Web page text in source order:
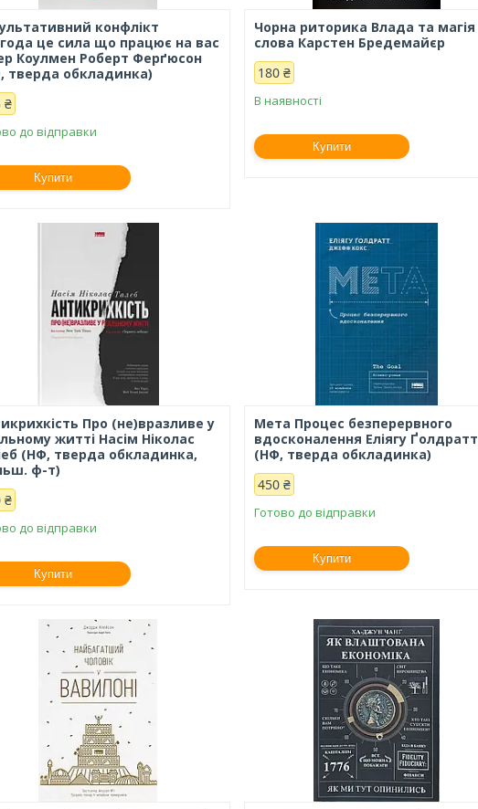
конфлікт
це сила що працює на вас
Коулмен Роберт Ферґюсон
тверда обкладинка)
₴
до відправки
Купити
Чорна риторика Влада та магія
слова Карстен Бредемайєр
180 ₴
В наявності
Купити
Про (не)вразливе у
житті Насім Ніколас
(НФ, тверда обкладинка,
ф-т)
₴
до відправки
Купити
Мета Процес безперервного
вдосконалення Еліягу Ґолдратт
(НФ, тверда обкладинка)
450 ₴
Готово до відправки
Купити